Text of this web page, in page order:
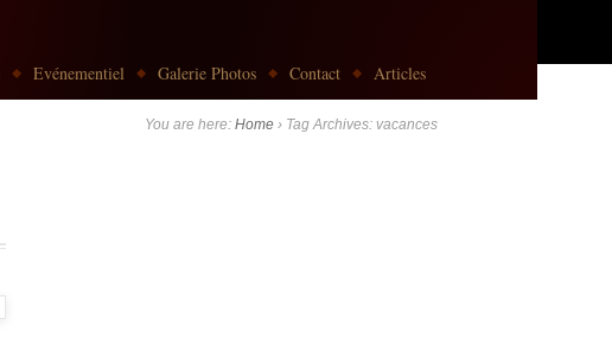
Evénementiel Galerie Photos Contact Articles
You are here: Home › Tag Archives: vacances